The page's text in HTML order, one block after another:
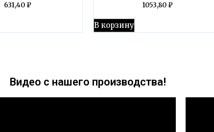
631,40 ₽ 1053,80 ₽
В корзину
Видео с нашего производства!